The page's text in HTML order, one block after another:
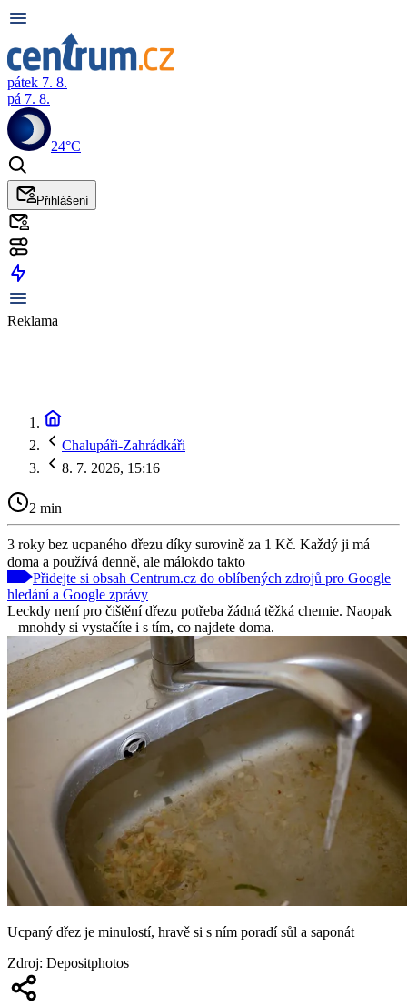
pátek 7. 8.
pá 7. 8.
24°C
Přihlášení
Reklama
Chalupáři-Zahrádkáři
8. 7. 2026, 15:16
2 min
3 roky bez ucpaného dřezu díky surovině za 1 Kč. Každý ji má
doma a používá denně, ale málokdo takto
Přidejte si obsah Centrum.cz do oblíbených zdrojů pro Google
hledání a Google zprávy
Leckdy není pro čištění dřezu potřeba žádná těžká chemie. Naopak
– mnohdy si vystačíte i s tím, co najdete doma.
Ucpaný dřez je minulostí, hravě si s ním poradí sůl a saponát
Zdroj: Depositphotos